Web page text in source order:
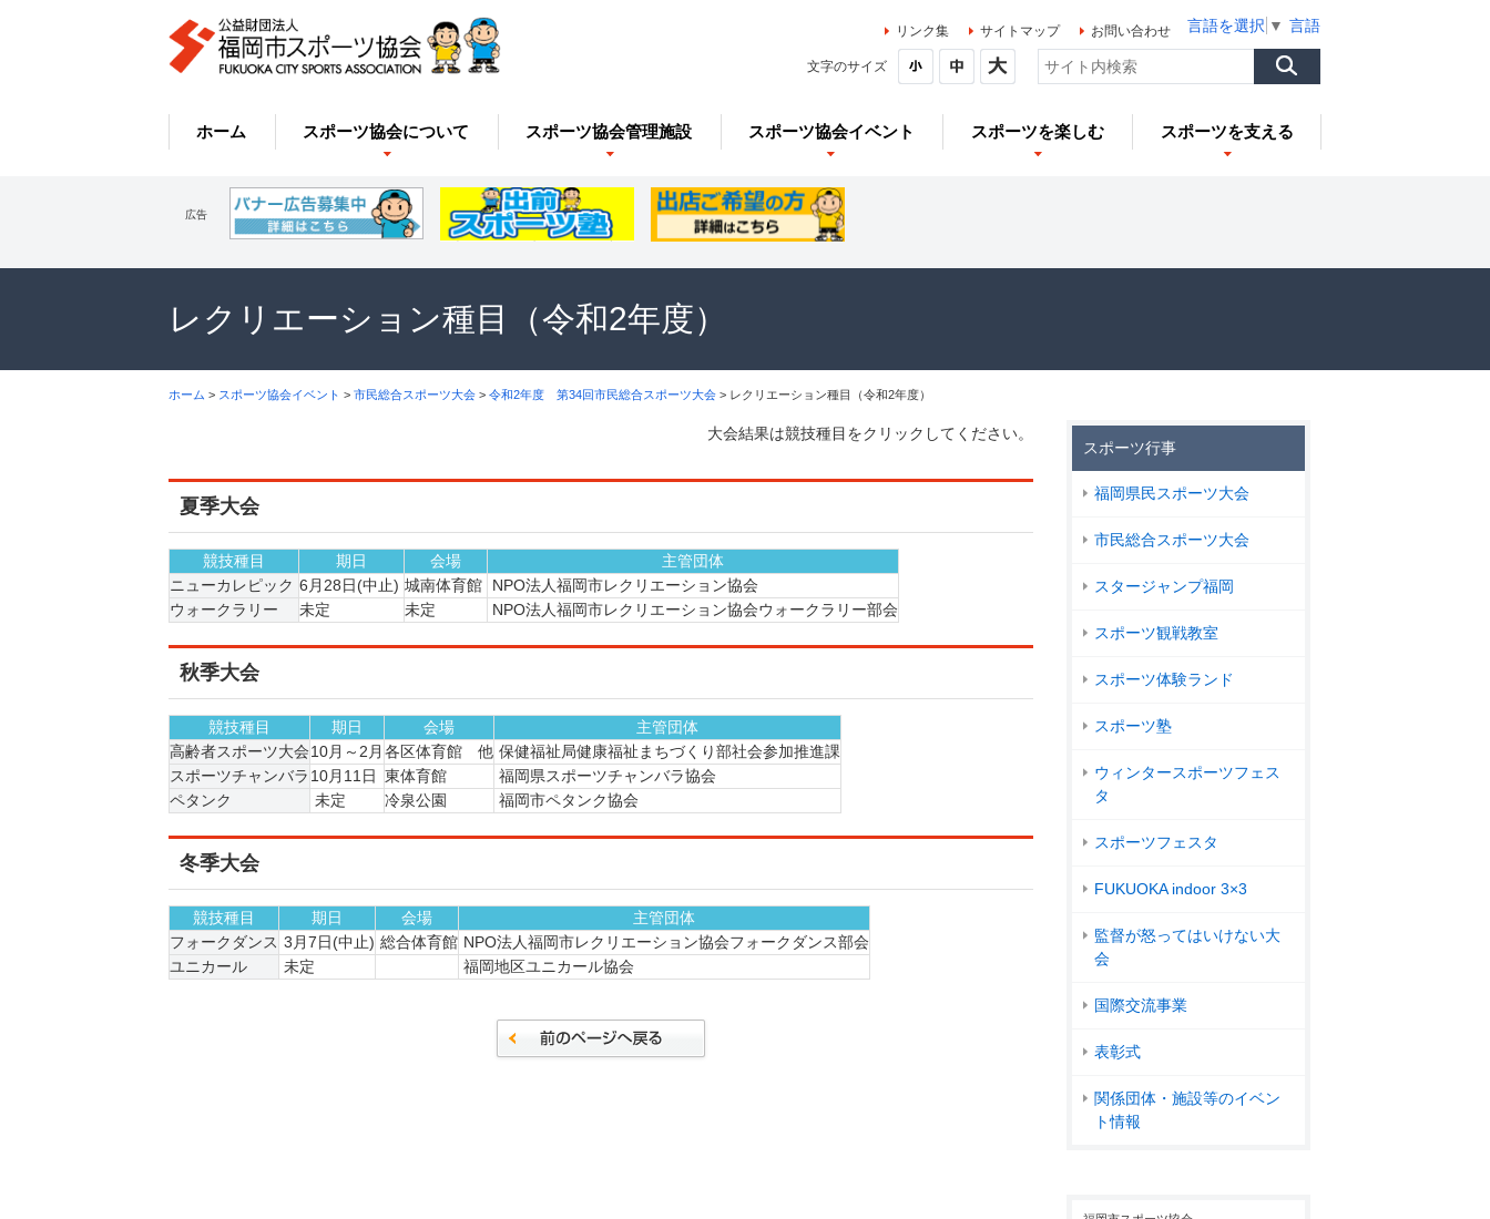
リンク集 サイトマップ お問い合わせ 言語を選択 ▼ 言語を選択
文字のサイズ
ホーム スポーツ協会について スポーツ協会管理施設 スポーツ協会イベント スポーツを楽しむ スポーツを支える
広告
レクリエーション種目（令和2年度）
ホーム > スポーツ協会イベント > 市民総合スポーツ大会 > 令和2年度 第34回市民総合スポーツ大会 > レクリエーション種目（令和2年度）
スポーツ行事
福岡県民スポーツ大会
市民総合スポーツ大会
スタージャンプ福岡
スポーツ観戦教室
スポーツ体験ランド
スポーツ塾
ウィンタースポーツフェス
タ
スポーツフェスタ
FUKUOKA indoor 3×3
監督が怒ってはいけない大
会
国際交流事業
表彰式
関係団体・施設等のイベン
ト情報
大会結果は競技種目をクリックしてください。
夏季大会
競技種目 期日 会場
主管団体
ニューカレピック 6月28日(中止) 城南体育館
NPO法人福岡市レクリエーション協会
ウォークラリー
未定 未定 NPO法人福岡市レクリエーション協会ウォークラリー部会
秋季大会
競技種目 期日 会場
主管団体
高齢者スポーツ大会10月～2月 各区体育館 他 保健福祉局健康福祉まちづくり部社会参加推進課
スポーツチャンバラ 10月11日 東体育館
福岡県スポーツチャンバラ協会
ペタンク
未定 冷泉公園 福岡市ペタンク協会
冬季大会
競技種目 期日 会場
主管団体
フォークダンス 3月7日(中止) 総合体育館 NPO法人福岡市レクリエーション協会フォークダンス部会
ユニカール
未定 福岡地区ユニカール協会